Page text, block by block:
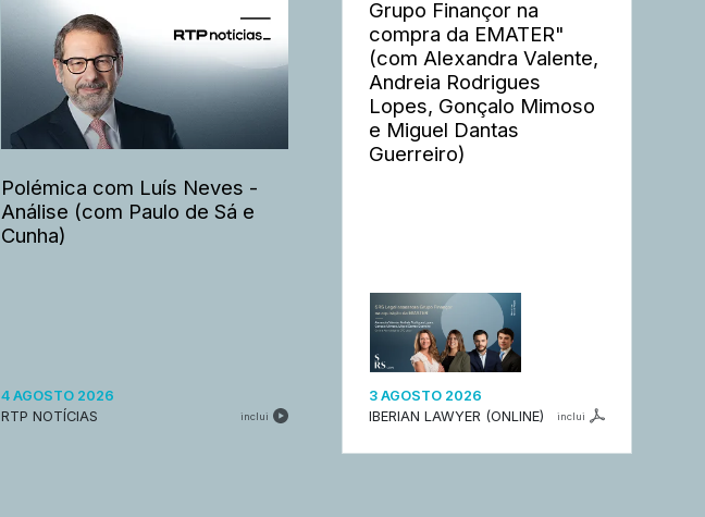
Polémica com Luís Neves -
Análise (com Paulo de Sá e
Cunha)
4 AGOSTO 2026
RTP NOTÍCIAS
inclui
Grupo Finançor na
compra da EMATER"
(com Alexandra Valente,
Andreia Rodrigues
Lopes, Gonçalo Mimoso
e Miguel Dantas
Guerreiro)
3 AGOSTO 2026
IBERIAN LAWYER (ONLINE)
inclui